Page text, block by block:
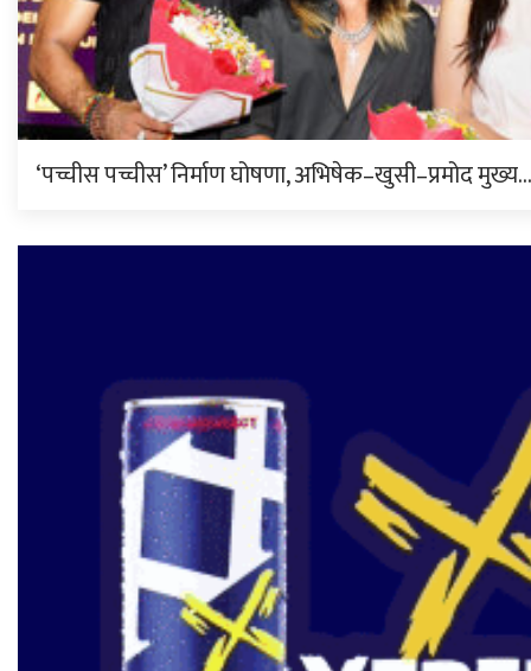
‘पच्चीस पच्चीस’ निर्माण घोषणा, अभिषेक–खुसी–प्रमोद मुख्य…